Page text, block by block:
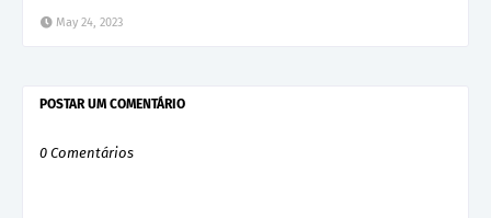
May 24, 2023
POSTAR UM COMENTÁRIO
0 Comentários